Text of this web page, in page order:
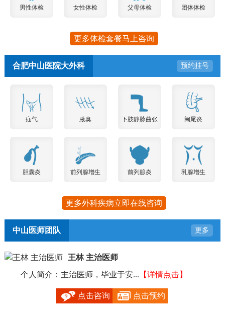
男性体检 女性体检 父母体检 团体体检
更多体检套餐马上咨询
合肥中山医院大外科 预约挂号
疝气 腋臭 下肢静脉曲张 阑尾炎
胆囊炎 前列腺增生 前列腺炎 乳腺增生
更多外科疾病立即在线咨询
中山医师团队 更多
王林 主治医师
个人简介：主治医师，毕业于安... 【详情点击】
点击咨询 点击预约